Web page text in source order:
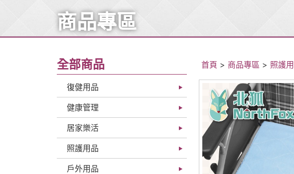
商品專區
全部商品
復健用品
健康管理
居家樂活
照護用品
戶外用品
首頁 > 商品專區 > 照護